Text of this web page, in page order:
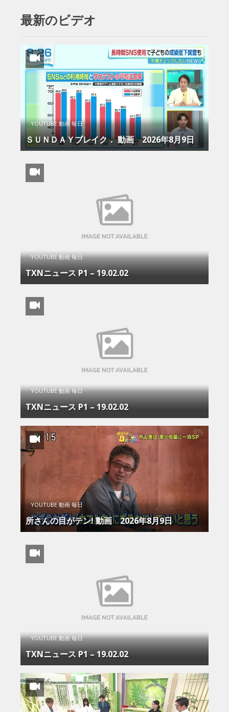
最新のビデオ
YOUTUBE 動画 毎日
ＳＵＮＤＡＹブレイク． 動画 2026年8月9日
YOUTUBE 動画 毎日
TXNニュース P1 – 19.02.02
YOUTUBE 動画 毎日
TXNニュース P1 – 19.02.02
YOUTUBE 動画 毎日
所さんの目がテン! 動画 2026年8月9日
YOUTUBE 動画 毎日
TXNニュース P1 – 19.02.02